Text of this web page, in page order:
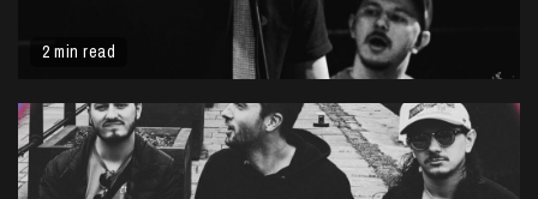
2 min read